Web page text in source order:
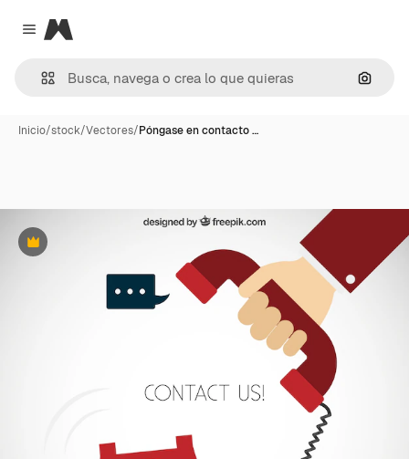
Close menu
Magnific
Inicio/stock/Vectores/Póngase en contacto …
Premium